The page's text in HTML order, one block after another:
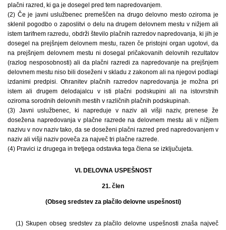
plačni razred, ki ga je dosegel pred tem napredovanjem.
(2) Če je javni uslužbenec premeščen na drugo delovno mesto oziroma je
sklenil pogodbo o zaposlitvi o delu na drugem delovnem mestu v nižjem ali
istem tarifnem razredu, obdrži število plačnih razredov napredovanja, ki jih je
dosegel na prejšnjem delovnem mestu, razen če pristojni organ ugotovi, da
na prejšnjem delovnem mestu ni dosegal pričakovanih delovnih rezultatov
(razlog nesposobnosti) ali da plačni razredi za napredovanje na prejšnjem
delovnem mestu niso bili doseženi v skladu z zakonom ali na njegovi podlagi
izdanimi predpisi. Ohranitev plačnih razredov napredovanja je možna pri
istem ali drugem delodajalcu v isti plačni podskupini ali na istovrstnih
oziroma sorodnih delovnih mestih v različnih plačnih podskupinah.
(3) Javni uslužbenec, ki napreduje v naziv ali višji naziv, prenese že
dosežena napredovanja v plačne razrede na delovnem mestu ali v nižjem
nazivu v nov naziv tako, da se doseženi plačni razred pred napredovanjem v
naziv ali višji naziv poveča za največ tri plačne razrede.
(4) Pravici iz drugega in tretjega odstavka tega člena se izključujeta.
VI. DELOVNA USPEŠNOST
21. člen
(Obseg sredstev za plačilo delovne uspešnosti)
(1) Skupen obseg sredstev za plačilo delovne uspešnosti znaša največ